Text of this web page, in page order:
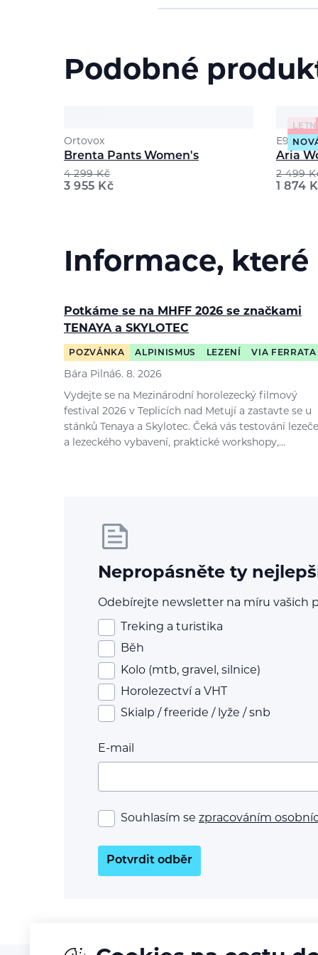
Podobné
Ortovox
Brenta Pants Women's
4 299Kč
3 955 Kč
E9
Aria
2 499
1 874
Informace,
Potkáme se na MHFF 2026 se značkami
TENAYA a SKYLOTEC
POZVÁNKA ALPINISMUS LEZENÍ VIA FERRATA
Bára Pilná6. 8. 2026
Vydejte se na Mezinárodní horolezecký filmový
festival 2026 v Teplicích nad Metují a zastavte se u
stánků Tenaya a Skylotec. Čeká vás testování
a lezeckého vybavení, praktické workshopy,…
Nepropásněte ty
Odebírejte newsletter na míru vašich
Treking a turistika
Běh
Kolo (mtb, gravel, silnice)
Horolezectví a VHT
Skialp / freeride / lyže / snb
E-mail
Souhlasím se zpracováním
Potvrdit odběr